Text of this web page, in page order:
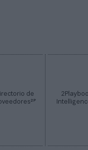
de
2P